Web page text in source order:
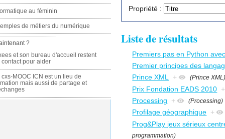
Propriété :
Liste de résultats
Premiers pas en Python
Premier principes des
Prince XML + (Prince
Prix Fondation EADS 2010 +
Processing
+ (Processing)
Profilage géographique +
Prog&Play jeux sérieux
programmation)
au féminin
de métiers du numérique
?
et son bureau d'accueil restent
contact pour aider
cxs-MOOC ICN est un lieu de
mais aussi de partage et